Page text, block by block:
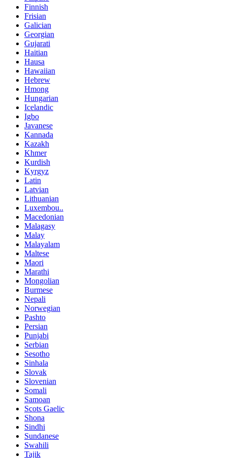
Finnish
Frisian
Galician
Georgian
Gujarati
Haitian
Hausa
Hawaiian
Hebrew
Hmong
Hungarian
Icelandic
Igbo
Javanese
Kannada
Kazakh
Khmer
Kurdish
Kyrgyz
Latin
Latvian
Lithuanian
Luxembou..
Macedonian
Malagasy
Malay
Malayalam
Maltese
Maori
Marathi
Mongolian
Burmese
Nepali
Norwegian
Pashto
Persian
Punjabi
Serbian
Sesotho
Sinhala
Slovak
Slovenian
Somali
Samoan
Scots Gaelic
Shona
Sindhi
Sundanese
Swahili
Tajik